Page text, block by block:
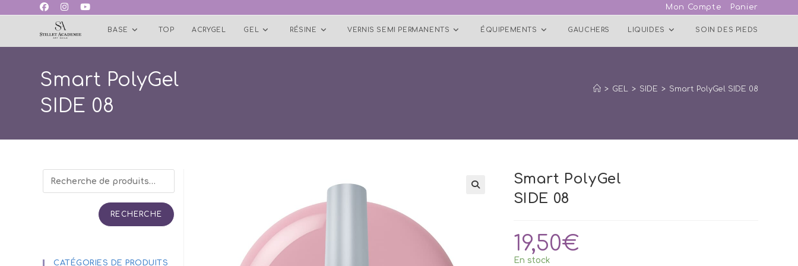
Mon Compte Panier
BASE TOP ACRYGEL GEL RÉSINE VERNIS SEMI PERMANENTS ÉQUIPEMENTS GAUCHERS LIQUIDES SOIN DES PIEDS
Smart PolyGel
SIDE 08
> GEL > SIDE > Smart PolyGel SIDE 08
Smart PolyGel
SIDE 08
19,50€
En stock
RECHERCHE
CATÉGORIES DE PRODUITS